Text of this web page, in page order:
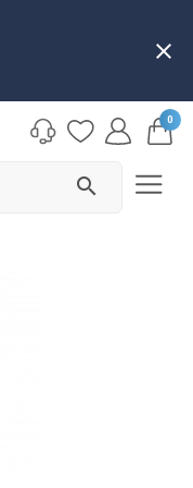
close
search
0